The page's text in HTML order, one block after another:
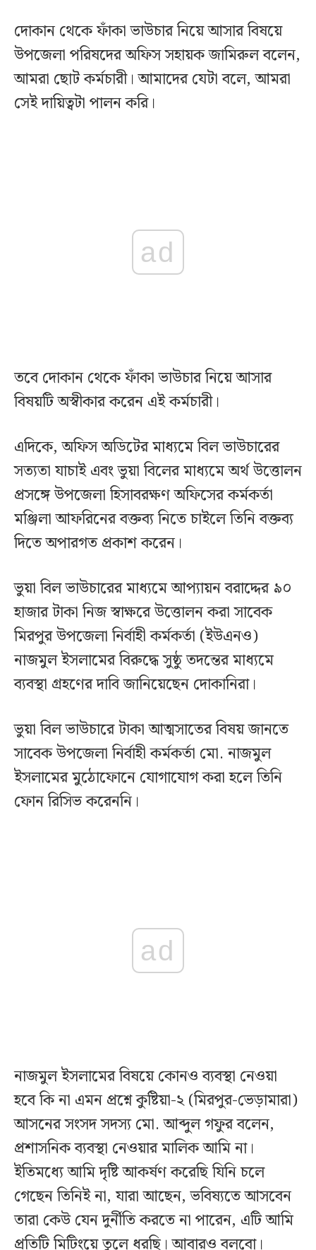
দোকান থেকে ফাঁকা ভাউচার নিয়ে আসার বিষয়ে
উপজেলা পরিষদের অফিস সহায়ক জামিরুল বলেন,
আমরা ছোট কর্মচারী। আমাদের যেটা বলে, আমরা
সেই দায়িত্বটা পালন করি।
ad
তবে দোকান থেকে ফাঁকা ভাউচার নিয়ে আসার
বিষয়টি অস্বীকার করেন এই কর্মচারী।
এদিকে, অফিস অডিটের মাধ্যমে বিল ভাউচারের
সত্যতা যাচাই এবং ভুয়া বিলের মাধ্যমে অর্থ উত্তোলন
প্রসঙ্গে উপজেলা হিসাবরক্ষণ অফিসের কর্মকর্তা
মঞ্জিলা আফরিনের বক্তব্য নিতে চাইলে তিনি বক্তব্য
দিতে অপারগত প্রকাশ করেন।
ভুয়া বিল ভাউচারের মাধ্যমে আপ্যায়ন বরাদ্দের ৯০
হাজার টাকা নিজ স্বাক্ষরে উত্তোলন করা সাবেক
মিরপুর উপজেলা নির্বাহী কর্মকর্তা (ইউএনও)
নাজমুল ইসলামের বিরুদ্ধে সুষ্ঠু তদন্তের মাধ্যমে
ব্যবস্থা গ্রহণের দাবি জানিয়েছেন দোকানিরা।
ভুয়া বিল ভাউচারে টাকা আত্মসাতের বিষয় জানতে
সাবেক উপজেলা নির্বাহী কর্মকর্তা মো. নাজমুল
ইসলামের মুঠোফোনে যোগাযোগ করা হলে তিনি
ফোন রিসিভ করেননি।
ad
নাজমুল ইসলামের বিষয়ে কোনও ব্যবস্থা নেওয়া
হবে কি না এমন প্রশ্নে কুষ্টিয়া-২ (মিরপুর-ভেড়ামারা)
আসনের সংসদ সদস্য মো. আব্দুল গফুর বলেন,
প্রশাসনিক ব্যবস্থা নেওয়ার মালিক আমি না।
ইতিমধ্যে আমি দৃষ্টি আকর্ষণ করেছি যিনি চলে
গেছেন তিনিই না, যারা আছেন, ভবিষ্যতে আসবেন
তারা কেউ যেন দুর্নীতি করতে না পারেন, এটি আমি
প্রতিটি মিটিংয়ে তুলে ধরছি। আবারও বলবো।